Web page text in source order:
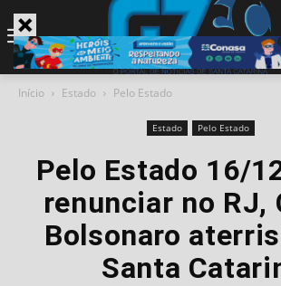
Início Estado Pelo Estado
Estado Pelo Estado
Pelo Estado 16/
renunciar no RJ,
Bolsonaro
Santa
modal-check